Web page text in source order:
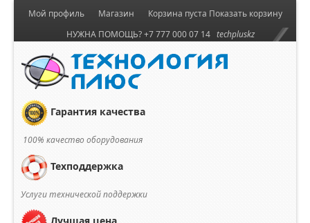
Корзина пуста Показать корзину
Мой профиль
Магазин
НУЖНА ПОМОЩЬ? +7 777 000 07 14 techpluskz
Гарантия качества
100% качество оборудования
Техподдержка
Услуги технической поддержки